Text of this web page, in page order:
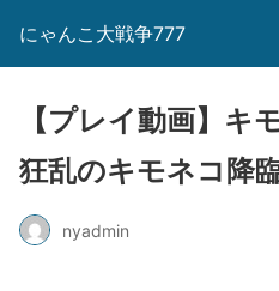
にゃんこ大戦争777
【プレイ動画】キ
狂乱のキモネコ降
nyadmin